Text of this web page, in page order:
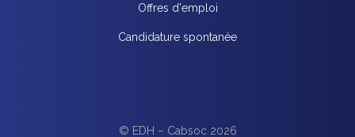
Offres d'emploi
Candidature spontanée
© EDH – Cabsoc2026